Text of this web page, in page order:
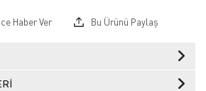
Haber Ver Bu Ürünü Paylaş